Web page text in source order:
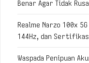
Benar Agar Tidak
Realme Narzo 100x
144Hz, dan
Waspada Penipuan